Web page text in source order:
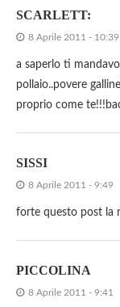
SCARLETT:
8 Aprile 2011 - 10:39
a saperlo ti
pollaio..povere
proprio come
SISSI
8 Aprile 2011 - 9:49
forte questo post la
PICCOLINA
8 Aprile 2011 - 9:41